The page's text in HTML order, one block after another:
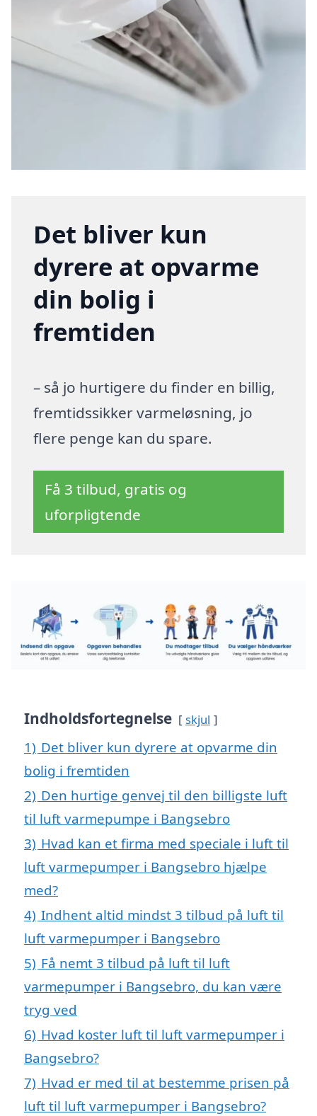
Det bliver kun
dyrere at opvarme
din bolig i
fremtiden
– så jo hurtigere du finder en billig,
fremtidssikker varmeløsning, jo
flere penge kan du spare.
Få 3 tilbud, gratis og
uforpligtende
Indholdsfortegnelse skjul
1) Det bliver kun dyrere at opvarme din
bolig i fremtiden
2) Den hurtige genvej til den billigste luft
til luft varmepumpe i Bangsebro
3) Hvad kan et firma med speciale i luft til
luft varmepumper i Bangsebro hjælpe
med?
4) Indhent altid mindst 3 tilbud på luft til
luft varmepumper i Bangsebro
5) Få nemt 3 tilbud på luft til luft
varmepumper i Bangsebro, du kan være
tryg ved
6) Hvad koster luft til luft varmepumper i
Bangsebro?
7) Hvad er med til at bestemme prisen på
luft til luft varmepumper i Bangsebro?